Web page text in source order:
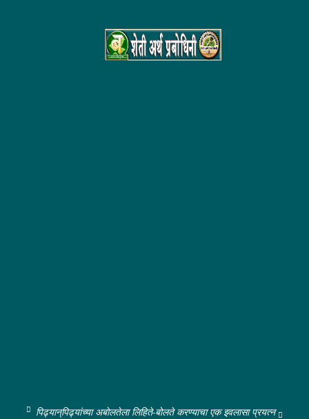
पिढ्यान्‌पिढ्यांच्या अबोलतेला लिहिते-बोलते करण्याचा एक इवलासा प्रयत्न